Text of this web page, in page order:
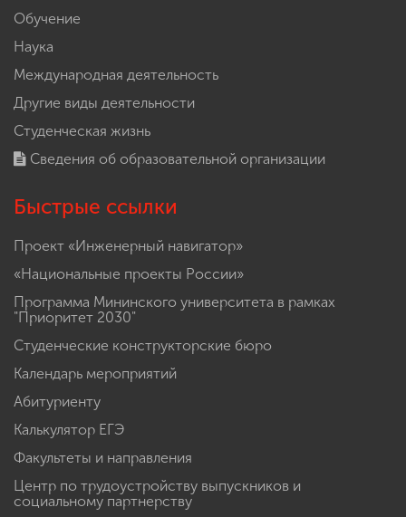
Обучение
Наука
Международная деятельность
Другие виды деятельности
Студенческая жизнь
Сведения об образовательной организации
Быстрые ссылки
Проект «Инженерный навигатор»
«Национальные проекты России»
Программа Мининского университета в рамках
"Приоритет 2030"
Студенческие конструкторские бюро
Календарь мероприятий
Абитуриенту
Калькулятор ЕГЭ
Факультеты и направления
Центр по трудоустройству выпускников и
социальному партнерству